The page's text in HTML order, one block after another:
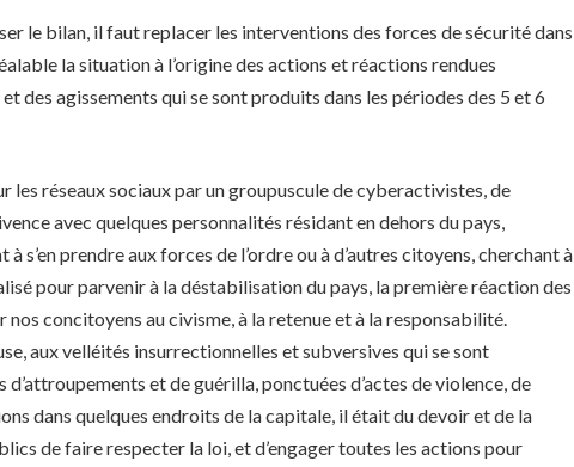
le bilan, il faut replacer les interventions des forces de sécurité dans
la situation à l’origine des actions et réactions rendues
des agissements qui se sont produits dans les périodes des 5 et 6
les réseaux sociaux par un groupuscule de cyberactivistes, de
avec quelques personnalités résidant en dehors du pays,
s’en prendre aux forces de l’ordre ou à d’autres citoyens, cherchant à
pour parvenir à la déstabilisation du pays, la première réaction des
concitoyens au civisme, à la retenue et à la responsabilité.
aux velléités insurrectionnelles et subversives qui se sont
et de guérilla, ponctuées d’actes de violence, de
dans quelques endroits de la capitale, il était du devoir et de la
de faire respecter la loi, et d’engager toutes les actions pour